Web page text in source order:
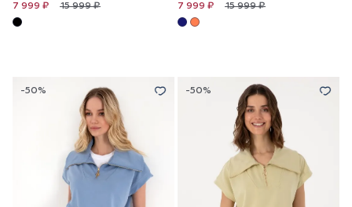
15 999 ₽
7 999 ₽ 15 999 ₽
7 999 ₽
-50% -50%